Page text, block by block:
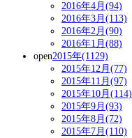
2016年4月(94)
2016年3月(113)
2016年2月(90)
2016年1月(88)
open2015年(1129)
2015年12月(77)
2015年11月(97)
2015年10月(114)
2015年9月(93)
2015年8月(72)
2015年7月(110)